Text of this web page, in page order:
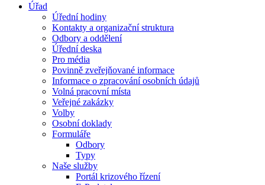
Úřad
Úřední hodiny
Kontakty a organizační struktura
Odbory a oddělení
Úřední deska
Pro média
Povinně zveřejňované informace
Informace o zpracování osobních údajů
Volná pracovní místa
Veřejné zakázky
Volby
Osobní doklady
Formuláře
Odbory
Typy
Naše služby
Portál krizového řízení